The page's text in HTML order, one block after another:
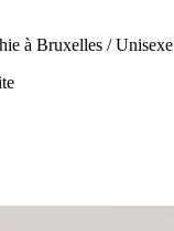
à Bruxelles / Unisexe